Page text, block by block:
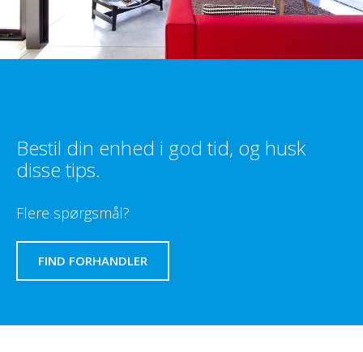
Bestil din enhed i god tid, og husk
disse tips.
Flere spørgsmål?
FIND FORHANDLER